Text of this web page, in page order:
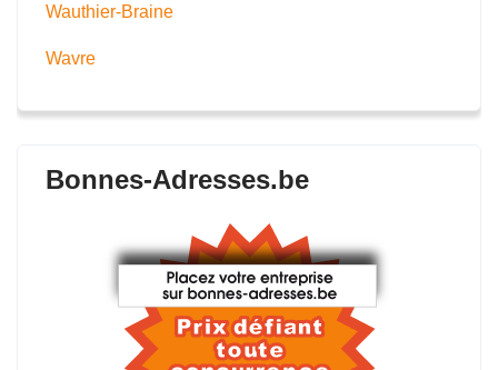
Wauthier-Braine
Wavre
Bonnes-Adresses.be